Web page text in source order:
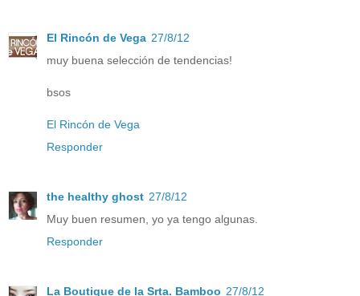
El Rincón de Vega 27/8/12
muy buena selección de tendencias!
bsos
El Rincón de Vega
Responder
the healthy ghost 27/8/12
Muy buen resumen, yo ya tengo algunas.
Responder
La Boutique de la Srta. Bamboo 27/8/12